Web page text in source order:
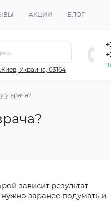
АКЦИИ БЛОГ
Украина, 03164
у врача?
зависит результат
заранее подумать и